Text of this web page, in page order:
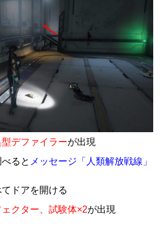
デファイラーが出現
ると メッセージ「人類解放戦線」
ドアを開ける
クター、試験体×2が出現